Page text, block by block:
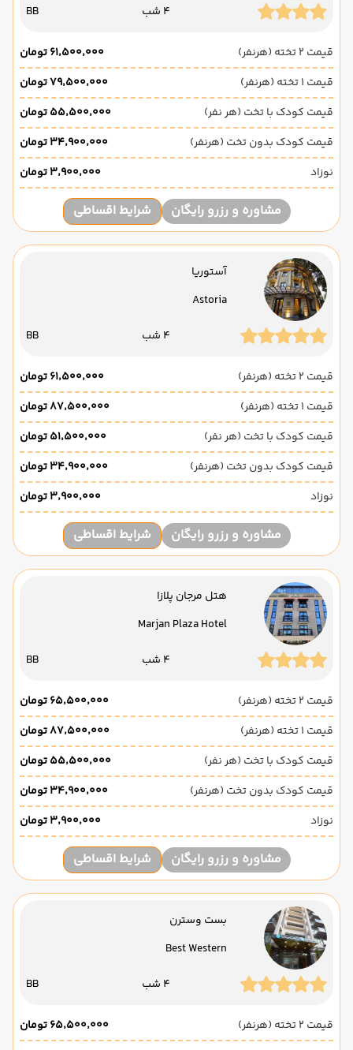
4 شب BB
قیمت 2 تخته (هرنفر)
۶۱٬۵۰۰٬۰۰۰ تومان
قیمت 1 تخته (هرنفر)
۷۹٬۵۰۰٬۰۰۰ تومان
قیمت کودک با تخت (هر نفر)
۵۵٬۵۰۰٬۰۰۰ تومان
قیمت کودک بدون تخت (هرنفر)
۳۴٬۹۰۰٬۰۰۰ تومان
نوزاد
۳٬۹۰۰٬۰۰۰ تومان
مشاوره و رزرو رایگان شرایط اقساطی
آستوریا
Astoria
4 شب BB
قیمت 2 تخته (هرنفر)
۶۱٬۵۰۰٬۰۰۰ تومان
قیمت 1 تخته (هرنفر)
۸۷٬۵۰۰٬۰۰۰ تومان
قیمت کودک با تخت (هر نفر)
۵۱٬۵۰۰٬۰۰۰ تومان
قیمت کودک بدون تخت (هرنفر)
۳۴٬۹۰۰٬۰۰۰ تومان
نوزاد
۳٬۹۰۰٬۰۰۰ تومان
مشاوره و رزرو رایگان شرایط اقساطی
هتل مرجان پلازا
Marjan Plaza Hotel
4 شب BB
قیمت 2 تخته (هرنفر)
۶۵٬۵۰۰٬۰۰۰ تومان
قیمت 1 تخته (هرنفر)
۸۷٬۵۰۰٬۰۰۰ تومان
قیمت کودک با تخت (هر نفر)
۵۵٬۵۰۰٬۰۰۰ تومان
قیمت کودک بدون تخت (هرنفر)
۳۴٬۹۰۰٬۰۰۰ تومان
نوزاد
۳٬۹۰۰٬۰۰۰ تومان
مشاوره و رزرو رایگان شرایط اقساطی
بست وسترن
Best Western
4 شب BB
قیمت 2 تخته (هرنفر)
۶۵٬۵۰۰٬۰۰۰ تومان